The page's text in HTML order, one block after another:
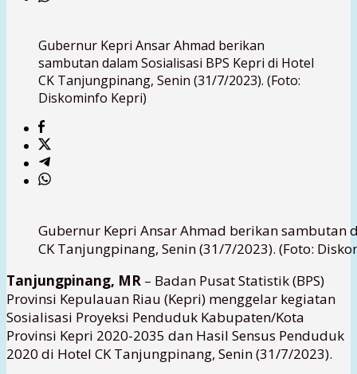
Gubernur Kepri Ansar Ahmad berikan
sambutan dalam Sosialisasi BPS Kepri di Hotel
CK Tanjungpinang, Senin (31/7/2023). (Foto:
Diskominfo Kepri)
Gubernur Kepri Ansar Ahmad berikan sambutan
CK Tanjungpinang, Senin (31/7/2023). (Foto:
Tanjungpinang, MR – Badan Pusat Statistik (BPS)
Provinsi Kepulauan Riau (Kepri) menggelar kegiatan
Sosialisasi Proyeksi Penduduk Kabupaten/Kota
Provinsi Kepri 2020-2035 dan Hasil Sensus Penduduk
2020 di Hotel CK Tanjungpinang, Senin (31/7/2023).